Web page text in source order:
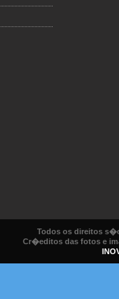
Todos os direitos
Cr�editos das fotos e